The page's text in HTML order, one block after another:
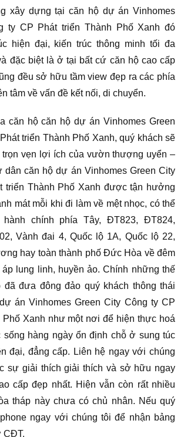
xây dựng tại căn hộ dự án Vinhomes
ty CP Phát triển Thành Phố Xanh đó
hiện đại, kiến trúc thông minh tối đa
đặc biệt là ở tại bất cứ căn hộ cao cấp
đều sở hữu tầm view đẹp ra các phía
tâm về vấn đề kết nối, di chuyển.
căn hộ căn hộ dự án Vinhomes Green
triển Thành Phố Xanh, quý khách sẽ
vẹn lợi ích của vườn thượng uyển –
dân căn hộ dự án Vinhomes Green City
triển Thành Phố Xanh được tận hưởng
mát mỗi khi đi làm về mệt nhọc, có thể
chính phía Tây, ĐT823, ĐT824,
Vành đai 4, Quốc lộ 1A, Quốc lộ 22,
hay toàn thành phố Đức Hòa về đêm
lung linh, huyền ảo. Chính những thế
đã đưa đông đảo quý khách thông thái
án Vinhomes Green City Công ty CP
Phố Xanh như một nơi để hiện thực hoá
hàng ngày ổn định chỗ ở sung túc
đại, đẳng cấp. Liên hệ ngay với chúng
sự giải thích giải thích và sở hữu ngay
cấp đẹp nhất. Hiện vẫn còn rất nhiều
tháp này chưa có chủ nhân. Nếu quý
ngay với chúng tôi để nhận bảng
CĐT.